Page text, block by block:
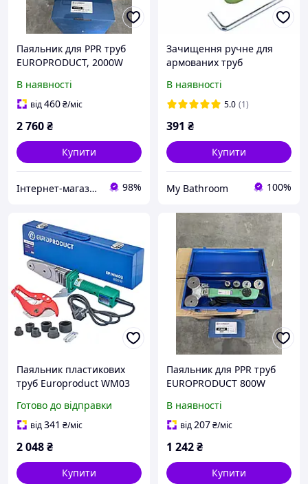
Паяльник для PPR труб
EUROPRODUCT, 2000W
В наявності
від460₴/міс
2 760₴
Купити
Інтернет-магазин "Kalde-freeline" 98%
Зачищення ручне для
армованих труб
32/40mm
В наявності
5.0 (1)
391 ₴
Купити
My Bathroom 100%
Паяльник пластикових
труб Europroduct WM03
Готово до відправки
від341 ₴/міс
2 048₴
Купити
Паяльник для PPR труб
EUROPRODUCT 800W
В наявності
від207₴/міс
1 242₴
Купити